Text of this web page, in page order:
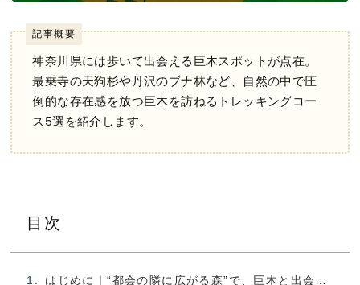
記事概要
神奈川県には歩いて出会える巨木スポットが点在。
最乗寺の天狗杉や丹沢のブナ林など、自然の中で圧
倒的な存在感を放つ巨木を訪ねるトレッキングコー
ス5選を紹介します。
目次